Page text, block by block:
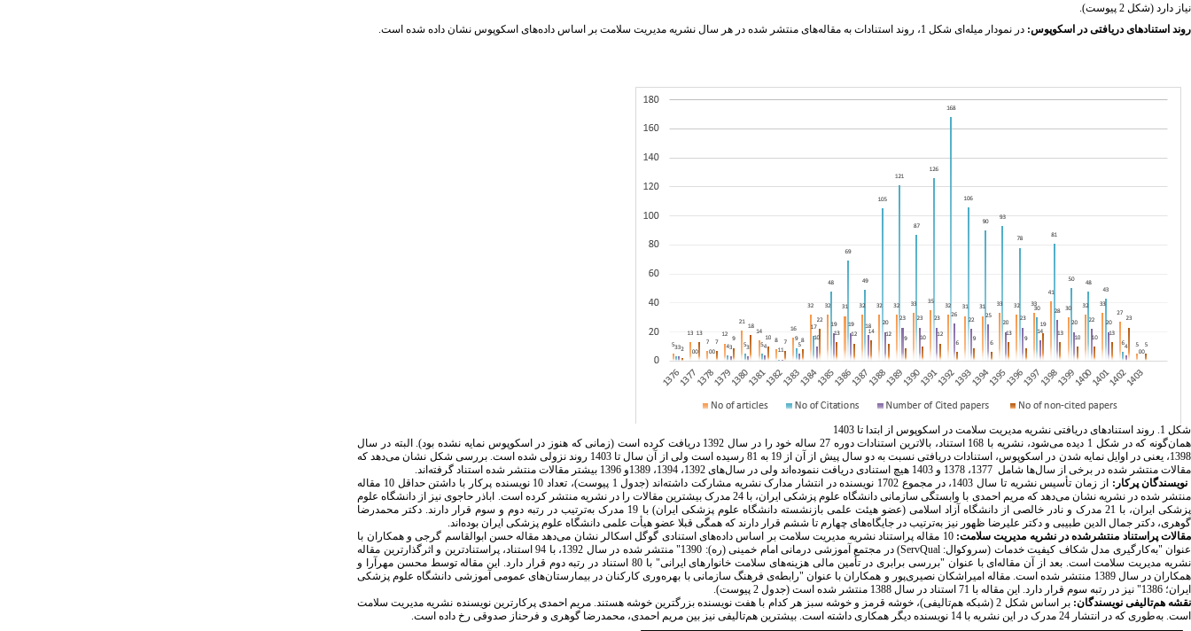
نیاز دارد (شکل 2 پیوست).
روند استنادهای دریافتی در اسکوپوس: در نمودار میله‌ای شکل 1، روند استنادات به مقاله‌های منتشر شده در هر سال نشریه مدیریت سلامت بر اساس داده‌های اسکوپوس نشان داده شده ‌است.
شکل 1. روند استنادهای دریافتی نشریه مدیریت سلامت در اسکوپوس از ابتدا تا 1403
همان‌گونه که در شکل 1 دیده می‌شود، نشریه با 168 استناد، بالاترین استنادات دوره 27 ساله خود را در سال 1392 دریافت کرده‌ است (زمانی که هنوز در اسکوپوس نمایه نشده بود). البته در سال
1398، یعنی در اوایل نمایه شدن در اسکوپوس، استنادات دریافتی نسبت به دو سال پیش از آن از 19 به 81 رسیده ‌است ولی از آن سال تا 1403 روند نزولی شده‌ است. بررسی شکل نشان می‌دهد که
مقالات منتشر شده در برخی از سال‌ها شامل 1377، 1378 و 1403 هیچ استنادی دریافت ننموده‌اند ولی در سال‌های 1392، 1394، 1389و 1396 بیشتر مقالات منتشر شده استناد گرفته‌اند.
نویسندگان پرکار:
از زمان تأسیس نشریه تا سال 1403، در مجموع 1702 نویسنده در انتشار مدارک نشریه مشارکت داشته‌اند (جدول 1 پیوست)، تعداد 10 نویسنده پرکار با داشتن حداقل 10 مقاله
منتشر شده در نشریه نشان می‌دهد که مریم احمدی با وابستگی سازمانی دانشگاه علوم پزشکی ایران، با 24 مدرک بیشترین مقالات را در نشریه منتشر کرده‌ است. اباذر حاجوی نیز از دانشگاه علوم
پزشکی ایران، با 21 مدرک و نادر خالصی از دانشگاه آزاد اسلامی (عضو هیئت علمی بازنشسته دانشگاه علوم پزشکی ایران) با 19 مدرک به‌ترتیب در رتبه دوم و سوم قرار دارند. دکتر محمدرضا
گوهری، دکتر جمال الدین طبیبی و دکتر علیرضا ظهور نیز به‌ترتیب در جایگاه‌های چهارم تا ششم قرار دارند که همگی قبلا عضو هیأت علمی دانشگاه علوم پزشکی ایران بوده‌اند.
مقالات پراستناد منتشرشده در نشریه مدیریت سلامت:
10 مقاله پراستناد نشریه مدیریت سلامت بر اساس داده‌های استنادی گوگل اسکالر نشان می‌دهد مقاله حسن ابوالقاسم گرجی و همکاران با
عنوان "به‌کارگیری مدل شکاف کیفیت خدمات (سروکوال:ServQual
) در مجتمع آموزشی درمانی امام خمینی (ره): 1390" منتشر شده در سال 1392، با 94 استناد، پراستنادترین و اثرگذارترین مقاله
نشریه مدیریت سلامت است. بعد از آن مقاله‌ای با عنوان "بررسی برابری در تأمین مالی هزینه‌های سلامت خانوارهای ایرانی" با 80 استناد در رتبه دوم قرار دارد. این مقاله توسط محسن مهرآرا و
همکاران در سال 1389 منتشر شده ‌است. مقاله امیراشکان نصیری‌پور و همکاران با عنوان "رابطه‌ی فرهنگ سازمانی با بهره‌وری کارکنان در بیمارستان‌های عمومی آموزشی دانشگاه علوم پزشکی
ایران؛ 1386" نیز در رتبه سوم قرار دارد. این مقاله با 71 استناد در سال 1388 منتشر شده ‌است (جدول 2 پیوست).
نقشه هم‌تالیفی نویسندگان:
بر اساس شکل 2 (شبکه هم‌تالیفی)، خوشه قرمز و خوشه سبز هر کدام با هفت نویسنده بزرگترین خوشه هستند. مریم احمدی پرکارترین نویسنده نشریه مدیریت سلامت
است. به‌طوری که در انتشار 24 مدرک در این نشریه با 14 نویسنده دیگر همکاری داشته است. بیشترین هم‌تالیفی نیز بین مریم احمدی، محمدرضا گوهری و فرحناز صدوقی رخ داده ‌است.